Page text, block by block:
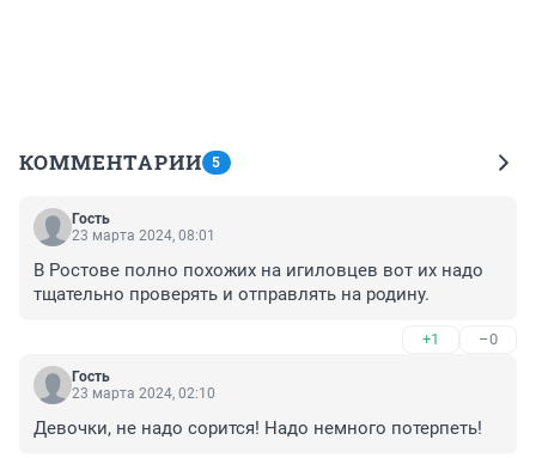
КОММЕНТАРИИ 5
Гость
23 марта 2024, 08:01
В Ростове полно похожих на игиловцев вот их надо
тщательно проверять и отправлять на родину.
+1 –0
Гость
23 марта 2024, 02:10
Девочки, не надо сорится! Надо немного потерпеть!